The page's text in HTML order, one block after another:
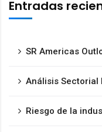
Entradas
SR Americas
Análisis Sectorial
Riesgo de la